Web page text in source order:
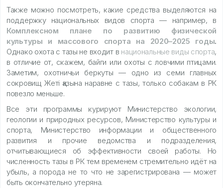
Также можно посмотреть, какие средства выделяются на
поддержку национальных видов спорта — например, в
Комплексном плане по развитию физической
культуры и массового спорта на 2020–2025 годы.
Однако охота с тазы не входит в национальные виды спорта,
в отличие от, скажем, байги или охоты с ловчими птицами.
Заметим, охотничьи беркуты — одно из семи главных
сокровищ Жеті қазына наравне с тазы, только собакам в РК
повезло меньше.
Все эти программы курируют Министерство экологии,
геологии и природных ресурсов, Министерство культуры и
спорта, Министерство информации и общественного
развития и прочие ведомства и подразделения,
отчитывающиеся об эффективности своей работы. Но
численность тазы в РК тем временем стремительно идёт на
убыль, а порода не то что не зарегистрирована — может
быть окончательно утеряна.